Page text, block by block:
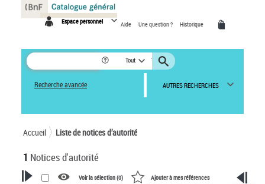
Espace personnel Aide Une question ? Historique
Tout
Recherche avancée AUTRES RECHERCHES
Accueil Liste de notices d’autorité
1 Notices d'autorité
Voir la sélection (0) Ajouter à mes références
Panneau de gestion des cookies